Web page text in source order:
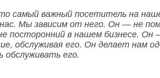
самый важный посетитель на
Мы зависим от него. Он — не
посторонний в нашем бизнесе.
обслуживая его. Он делает нам
обслуживать его.